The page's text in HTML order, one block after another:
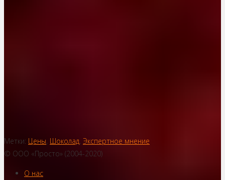
Метки: Цены, Шоколад, Экспертное мнение
© ООО «Просто» (2004-2020)
О нас